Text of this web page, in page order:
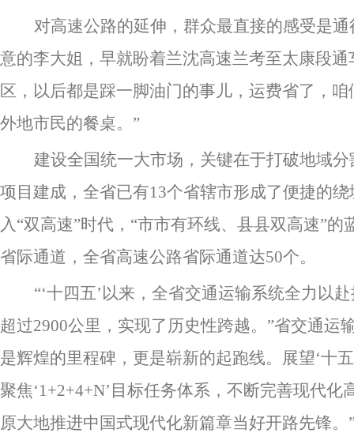
对高速公路的延伸，群众最直接的感受是
意的李大姐，早就盼着兰沈高速兰考至太康段通
区，以后都是踩一脚油门的事儿，运费省了，
外地市民的餐桌。”
建设全国统一大市场，关键在于打破地域
项目建成，全省已有13个省辖市形成了便捷的
入“双高速”时代，“市市有环线、县县双高速”
省际通道，全省高速公路省际通道达50个。
“‘十四五’以来，全省交通运输系统全力以
超过2900公里，实现了历史性跨越。”省交通运
是辉煌的里程碑，更是崭新的起跑线。展望‘十
聚焦‘1+2+4+N’目标任务体系，不断完善现代
原大地推进中国式现代化新篇章当好开路先锋。